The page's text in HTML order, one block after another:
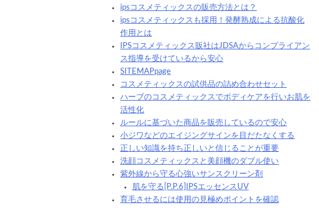
ipsコスメティックスの販売方法とは？
ipsコスメティックスも採用！発酵熟成による抗酸化
作用とは
IPSコスメティックス販社はJDSAからコンプライアン
ス指導を受けているから安心
SITEMAPpage
コスメティックスの試供品の詰め合わせセット
ハーブのコスメティックスでボディケアを行いお肌を
活性化
ルールに基づいた商品を販売しているので安心
小ジワなどのエイジングサインを目だたなくする
正しい知識を持ち正しいと信じることが重要
洗顔コスメティックスと美顔機のダブル使い
紫外線から守る心強いサンスクリーン剤
肌を守る[P.P.6]IPSエッセンスUV
育毛させるには使用の見極めポイントを確認